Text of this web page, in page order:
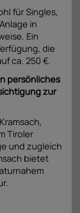
für Singles,
in
Ein
die
ca. 250 €.
persönliches
zur
Tiroler
und zugleich
bietet